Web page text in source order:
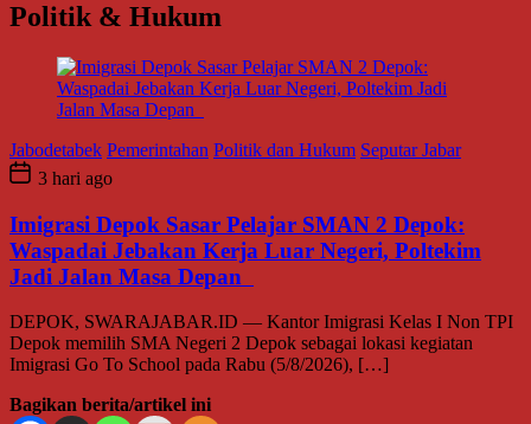
Politik & Hukum
Jabodetabek Pemerintahan Politik dan Hukum Seputar Jabar
3 hari ago
Imigrasi Depok Sasar Pelajar SMAN 2 Depok:
Waspadai Jebakan Kerja Luar Negeri, Poltekim
Jadi Jalan Masa Depan
DEPOK, SWARAJABAR.ID — Kantor Imigrasi Kelas I Non TPI
Depok memilih SMA Negeri 2 Depok sebagai lokasi kegiatan
Imigrasi Go To School pada Rabu (5/8/2026), […]
Bagikan berita/artikel ini